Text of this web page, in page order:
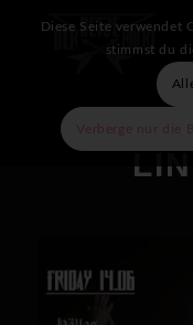
Diese Seite verwendet
stimmst du
Verberge nur die